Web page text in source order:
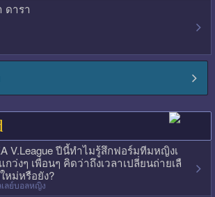
ดารา
V.League ปีนี้ทำไมรู้สึกฟอร์มทีมหญิงเ
กว่งๆ เพื่อนๆ คิดว่าถึงเวลาเปลี่ยนถ่ายเลื
หม่หรือยัง?
ลย์บอลหญิง